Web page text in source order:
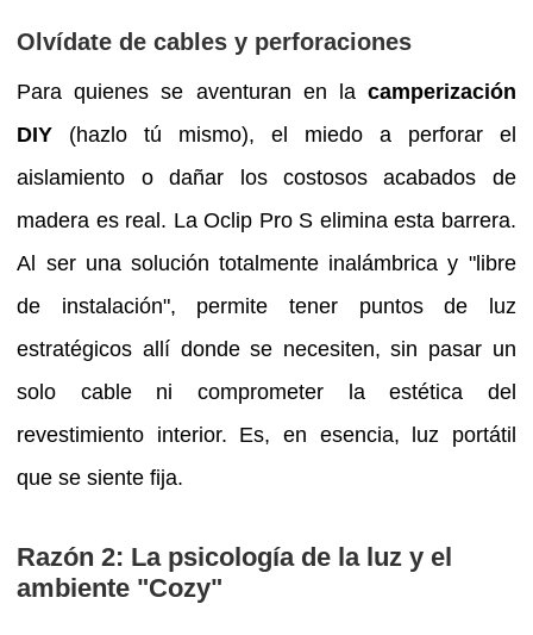
Olvídate de cables y perforaciones
Para quienes se aventuran en la camperización
DIY (hazlo tú mismo), el miedo a perforar el
aislamiento o dañar los costosos acabados de
madera es real. La Oclip Pro S elimina esta barrera.
Al ser una solución totalmente inalámbrica y "libre
de instalación", permite tener puntos de luz
estratégicos allí donde se necesiten, sin pasar un
solo cable ni comprometer la estética del
revestimiento interior. Es, en esencia, luz portátil
que se siente fija.
Razón 2: La psicología de la luz y el
ambiente "Cozy"